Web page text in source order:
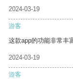
2024-03-19
游客
这款app的功能非常丰
2024-03-19
游客